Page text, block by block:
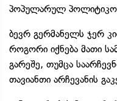
პოპულარულ
ბევრ გერმანელს ჯერ
როგორი იქნება მათი
გარეშე, თუმცა
თავიანთი არჩევანის